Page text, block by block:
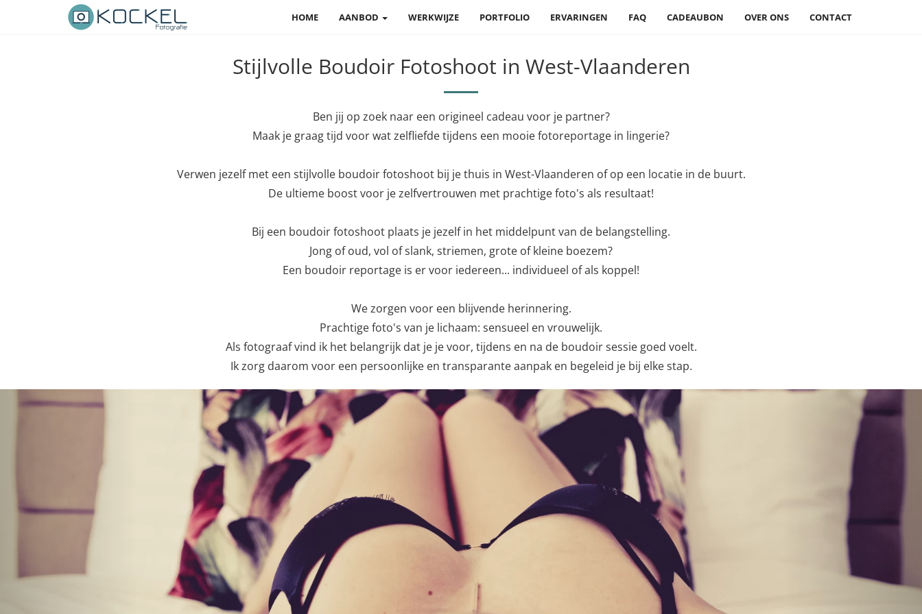
HOME AANBOD WERKWIJZE PORTFOLIO ERVARINGEN FAQ CADEAUBON OVER ONS CONTACT
Stijlvolle Boudoir Fotoshoot in West-Vlaanderen
Ben jij op zoek naar een origineel cadeau voor je partner?
Maak je graag tijd voor wat zelfliefde tijdens een mooie fotoreportage in lingerie?
Verwen jezelf met een stijlvolle boudoir fotoshoot bij je thuis in West-Vlaanderen of op een locatie in de buurt.
De ultieme boost voor je zelfvertrouwen met prachtige foto's als resultaat!
Bij een boudoir fotoshoot plaats je jezelf in het middelpunt van de belangstelling.
Jong of oud, vol of slank, striemen, grote of kleine boezem?
Een boudoir reportage is er voor iedereen... individueel of als koppel!
We zorgen voor een blijvende herinnering.
Prachtige foto's van je lichaam: sensueel en vrouwelijk.
Als fotograaf vind ik het belangrijk dat je je voor, tijdens en na de boudoir sessie goed voelt.
Ik zorg daarom voor een persoonlijke en transparante aanpak en begeleid je bij elke stap.
Previous Next